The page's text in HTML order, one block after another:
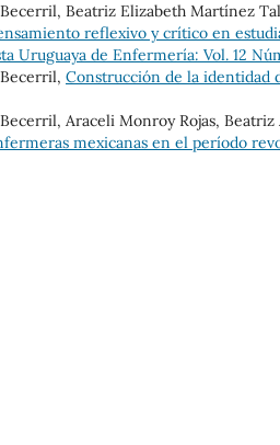
Beatriz Elizabeth Martínez
reflexivo y crítico en
Uruguaya de Enfermería: Vol. 12
Construcción de la identidad
Araceli Monroy Rojas,
mexicanas en el período